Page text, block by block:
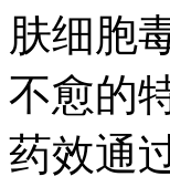
肤细胞
不愈的
药效通